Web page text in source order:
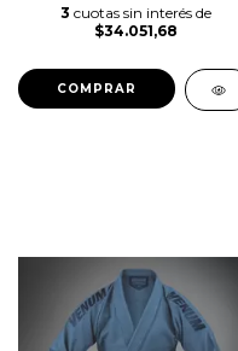
3 cuotas sin interés de
$34.051,68
COMPRAR